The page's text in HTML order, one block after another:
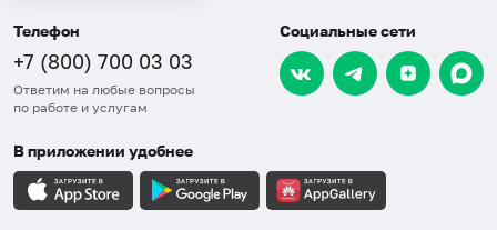
Телефон
+7 (800) 700 03 03
Ответим на любые вопросы
по работе и услугам
Социальные сети
В приложении удобнее